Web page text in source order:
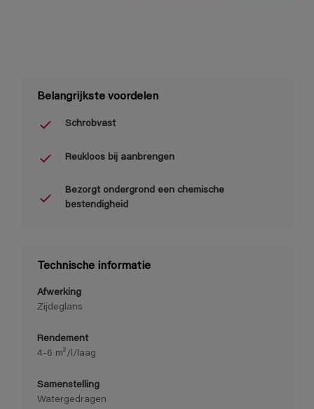
Belangrijkste voordelen
Schrobvast
Reukloos bij aanbrengen
Bezorgt ondergrond een chemische
bestendigheid
Technische informatie
Afwerking
Zijdeglans
Rendement
4-6 m²/l/laag
Samenstelling
Watergedragen